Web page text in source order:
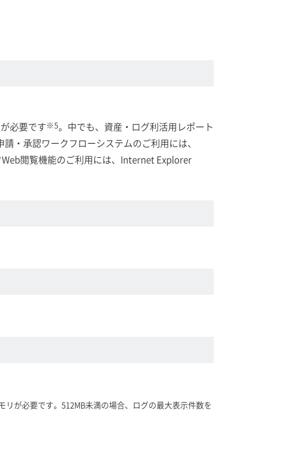
必要です※5。中でも、資産・ログ利活用レポート
請・承認ワークフローシステムのご利用には、
閲覧機能のご利用には、Internet Explorer
が必要です。512MB未満の場合、ログの最大表示件数を